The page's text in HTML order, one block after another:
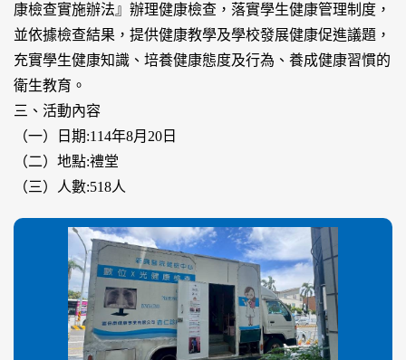
康檢查實施辦法』辦理健康檢查，落實學生健康管理制度，
並依據檢查結果，提供健康教學及學校發展健康促進議題，
充實學生健康知識、培養健康態度及行為、養成健康習慣的
衛生教育。
三、活動內容
（一）日期:114年8月20日
（二）地點:禮堂
（三）人數:518人